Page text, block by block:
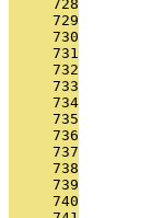
     728
     729
     730
     731
     732
     733
     734
     735
     736
     737
     738
     739
     740